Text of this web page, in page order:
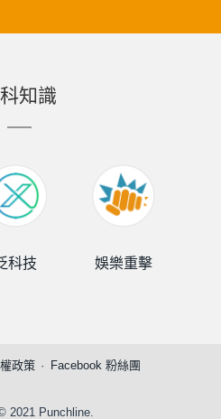
知識
科技 娛樂重擊
政策 Facebook 粉絲團
2021 Punchline.